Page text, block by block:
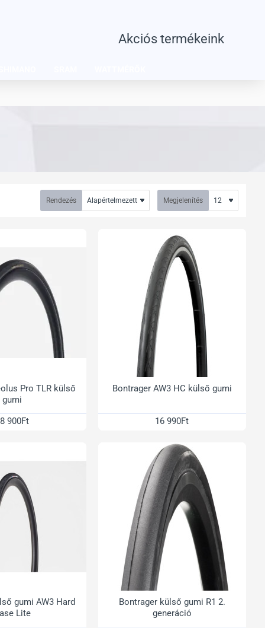
Akciós termékeink
Rendezés Megjelenítés
Pro TLR külső
gumi
900Ft
Bontrager AW3 HC külső gumi
16 990Ft
gumi AW3 Hard
Lite
Bontrager külső gumi R1 2.
generáció